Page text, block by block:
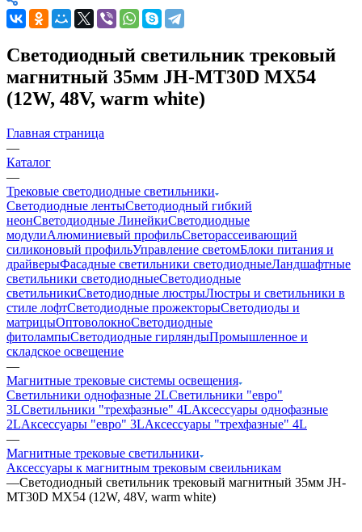
Светодиодный светильник трековый
магнитный 35мм JH-MT30D MX54
(12W, 48V, warm white)
Главная страница
—
Каталог
—
Трековые светодиодные светильники
Светодиодные лентыСветодиодный гибкий
неонСветодиодные ЛинейкиСветодиодные
модулиАлюминиевый профильСветорассеивающий
силиконовый профильУправление светомБлоки питания и
драйверыФасадные светильники светодиодныеЛандшафтные
светильники светодиодныеСветодиодные
светильникиСветодиодные люстрыЛюстры и светильники в
стиле лофтСветодиодные прожекторыСветодиоды и
матрицыОптоволокноСветодиодные
фитолампыСветодиодные гирляндыПромышленное и
складское освещение
—
Магнитные трековые системы освещения
Светильники однофазные 2LСветильники "евро"
3LСветильники "трехфазные" 4LАксессуары однофазные
2LАксессуары "евро" 3LАксессуары "трехфазные" 4L
—
Магнитные трековые светильники
Аксессуары к магнитным трековым свеильникам
—Светодиодный светильник трековый магнитный 35мм JH-
MT30D MX54 (12W, 48V, warm white)